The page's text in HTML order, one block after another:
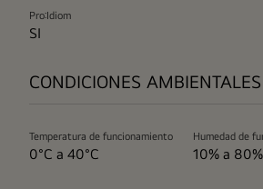
Pro:Idiom
SI
CONDICIONES AMBIENTALES
Temperatura de funcionamiento
0°C a 40°C
Humedad de
10% a 80%